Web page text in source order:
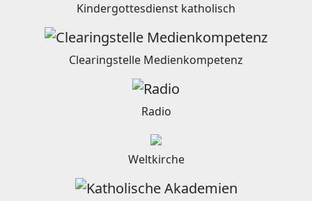
Kindergottesdienst katholisch
Clearingstelle Medienkompetenz
Radio
Weltkirche